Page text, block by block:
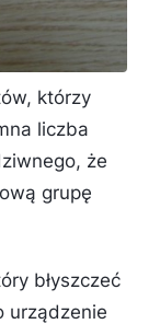
którzy
liczba
że
grupę
błyszczeć
urządzenie